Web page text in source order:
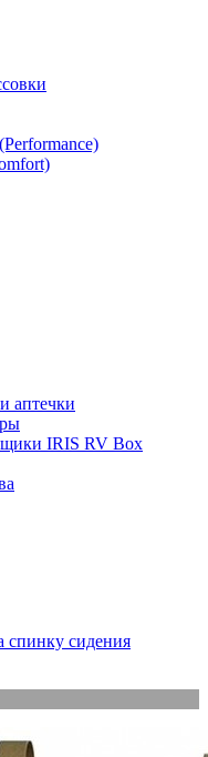
аптечки
IRIS RV Box
спинку сидения